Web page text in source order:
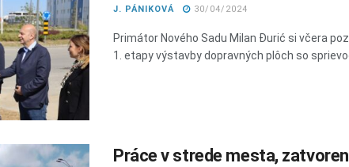
J. PÁNIKOVÁ 30/04/2024
Primátor Nového Sadu Milan Đurić si včera
1. etapy výstavby dopravných plôch so
Práce v strede mesta,